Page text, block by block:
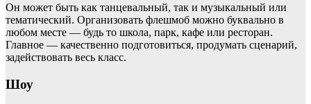
Он может быть как танцевальный, так и музыкальный или
тематический. Организовать флешмоб можно буквально в
любом месте — будь то школа, парк, кафе или ресторан.
Главное — качественно подготовиться, продумать сценарий,
задействовать весь класс.
Шоу